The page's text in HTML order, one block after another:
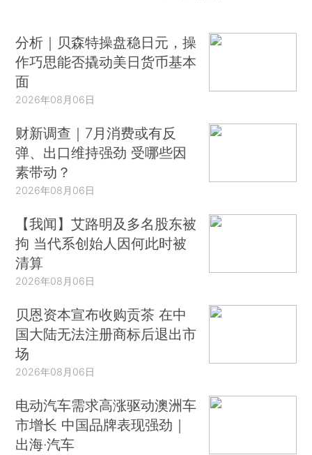
分析｜贝森特操盘稳日元，操
作巧思能否撬动美日货币基本
面
2026年08月06日
财新调查｜7月消费或有反
弹、出口维持强劲 受哪些因
素带动？
2026年08月06日
【我闻】艾路明及多名股东被
拘 当代系创始人因何此时被
清算
2026年08月06日
贝恩资本宣布收购贡茶 在中
国大陆无法注册商标后退出市
场
2026年08月06日
电动汽车需求高涨驱动澳洲车
市增长 中国品牌表现强劲｜
出海·汽车